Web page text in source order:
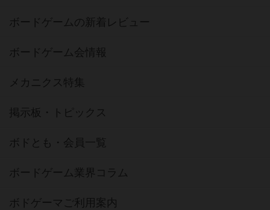
ボードゲームの新着レビュー
ボードゲーム会情報
メカニクス特集
掲示板・トピックス
ボドとも・会員一覧
ボードゲーム業界コラム
ボドゲーマご利用案内